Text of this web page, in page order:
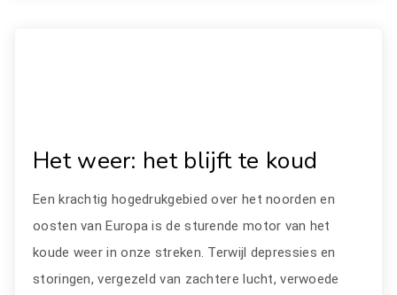
Het weer: het blijft te koud
Een krachtig hogedrukgebied over het noorden en
oosten van Europa is de sturende motor van het
koude weer in onze streken. Terwijl depressies en
storingen, vergezeld van zachtere lucht, verwoede